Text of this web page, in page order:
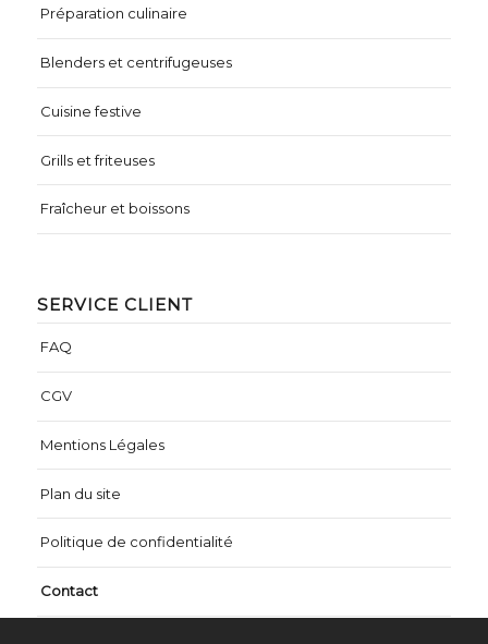
Préparation culinaire
Blenders et centrifugeuses
Cuisine festive
Grills et friteuses
Fraîcheur et boissons
SERVICE CLIENT
FAQ
CGV
Mentions Légales
Plan du site
Politique de confidentialité
Contact